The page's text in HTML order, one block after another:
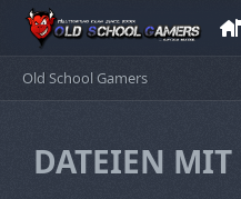
Old School Gamers
DATEIEN